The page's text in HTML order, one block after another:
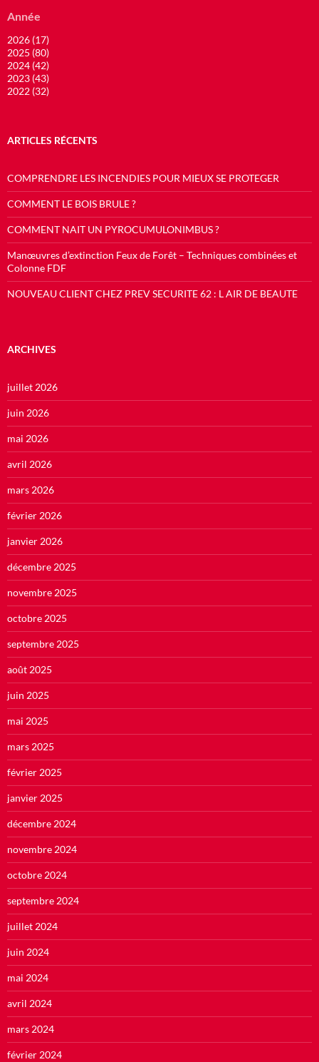
Année
2026 (17)
2025 (80)
2024 (42)
2023 (43)
2022 (32)
ARTICLES RÉCENTS
COMPRENDRE LES INCENDIES POUR MIEUX SE PROTEGER
COMMENT LE BOIS BRULE ?
COMMENT NAIT UN PYROCUMULONIMBUS ?
Manœuvres d’extinction Feux de Forêt – Techniques combinées et
Colonne FDF
NOUVEAU CLIENT CHEZ PREV SECURITE 62 : L AIR DE BEAUTE
ARCHIVES
juillet 2026
juin 2026
mai 2026
avril 2026
mars 2026
février 2026
janvier 2026
décembre 2025
novembre 2025
octobre 2025
septembre 2025
août 2025
juin 2025
mai 2025
mars 2025
février 2025
janvier 2025
décembre 2024
novembre 2024
octobre 2024
septembre 2024
juillet 2024
juin 2024
mai 2024
avril 2024
mars 2024
février 2024